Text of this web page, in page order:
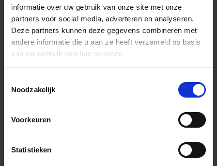
informatie over uw gebruik van onze site met onze
partners voor social media, adverteren en analyseren.
Deze partners kunnen deze gegevens combineren met
andere informatie die u aan ze heeft verzameld op basis
van uw gebruik van hun services.
Noodzakelijk
Voorkeuren
Statistieken